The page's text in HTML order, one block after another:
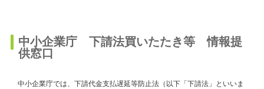
中小企業庁 下請法買いたたき等 情報提
供窓口
中小企業庁では、下請代金支払遅延等防止法（以下「下請法」といいま